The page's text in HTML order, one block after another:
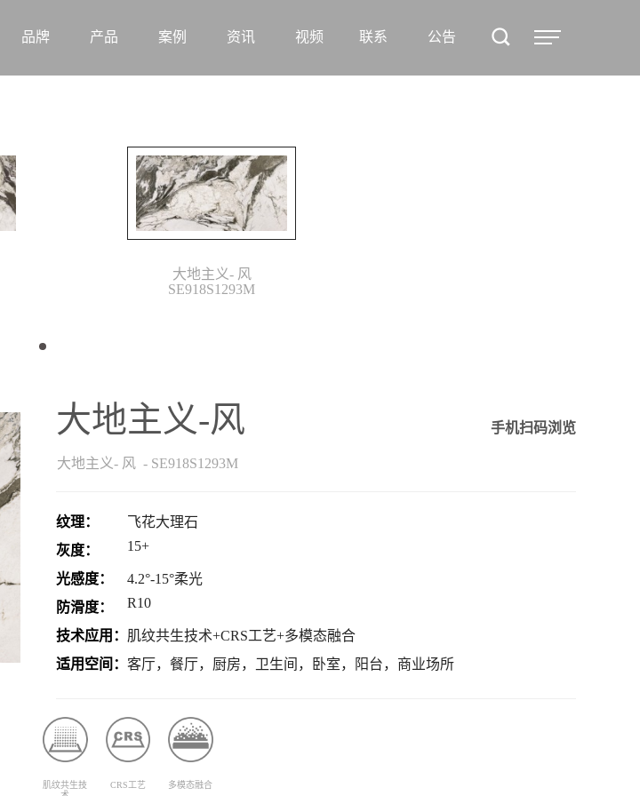
品牌 产品 案例 资讯 视频 联系 公告
大地主义- 风
SE918S1293M
大地主义-风 手机扫码浏览
大地主义- 风 - SE918S1293M
纹理：
飞花大理石
灰度：
15+
光感度：
4.2°-15°柔光
防滑度：
R10
技术应用： 肌纹共生技术+CRS工艺+多模态融合
适用空间： 客厅，餐厅，厨房，卫生间，卧室，阳台，商业场所
肌纹共生技
CRS工艺 多模态融合